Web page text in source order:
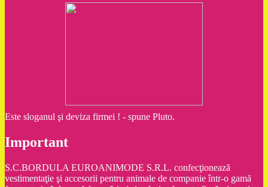
Este sloganul şi deviza firmei ! - spune Pluto.
Important
S.C.BORDULA EUROANIMODE S.R.L. confecţionează
vestimentaţie şi accesorii pentru animale de companie într-o gamă